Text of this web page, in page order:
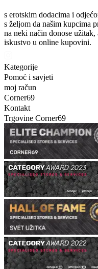
s erotskim dodacima i
s željom da našim kupcima
na neki način donose
iskustvo u online kupovini.
Kategorije
Pomoć i savjeti
moj račun
Corner69
Kontakt
Trgovine Corner69